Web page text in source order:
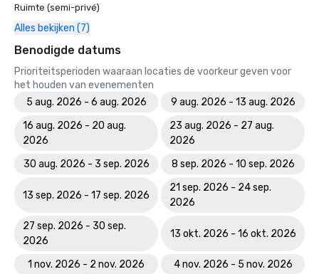
Ruimte (semi-privé)
Alles bekijken (7)
Benodigde datums
Prioriteitsperioden waaraan locaties de voorkeur geven voor
het houden van evenementen
5 aug. 2026 - 6 aug. 2026
9 aug. 2026 - 13 aug. 2026
16 aug. 2026 - 20 aug.
2026
23 aug. 2026 - 27 aug.
2026
30 aug. 2026 - 3 sep. 2026
8 sep. 2026 - 10 sep. 2026
13 sep. 2026 - 17 sep. 2026
21 sep. 2026 - 24 sep.
2026
27 sep. 2026 - 30 sep.
2026
13 okt. 2026 - 16 okt. 2026
1 nov. 2026 - 2 nov. 2026
4 nov. 2026 - 5 nov. 2026